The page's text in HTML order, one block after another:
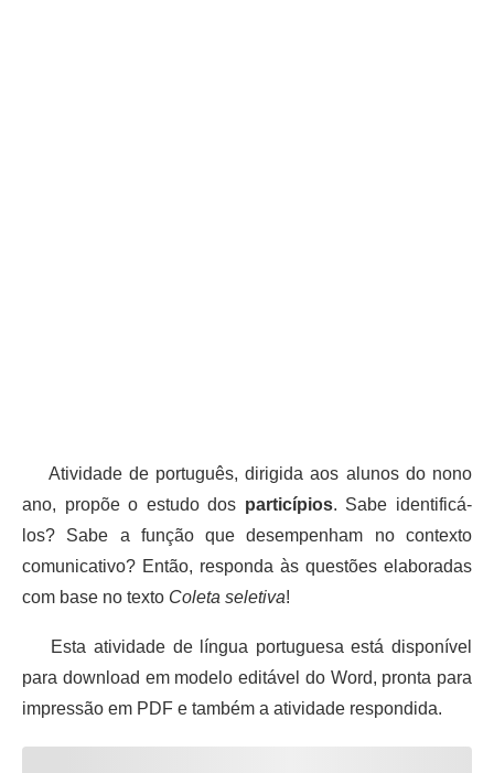
Atividade de português, dirigida aos alunos do nono
ano, propõe o estudo dos particípios. Sabe identificá-
los? Sabe a função que desempenham no contexto
comunicativo? Então, responda às questões elaboradas
com base no texto Coleta seletiva!
Esta atividade de língua portuguesa está disponível
para download em modelo editável do Word, pronta para
impressão em PDF e também a atividade respondida.